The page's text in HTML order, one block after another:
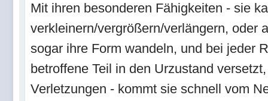
Mit ihren besonderen Fähigkeiten - sie
verkleinern/vergrößern/verlängern, oder
sogar ihre Form wandeln, und bei jeder
betroffene Teil in den Urzustand
Verletzungen - kommt sie schnell vom